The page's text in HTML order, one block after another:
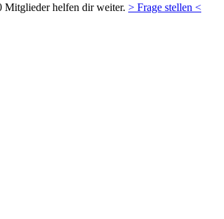
Mitglieder helfen dir weiter. > Frage stellen <